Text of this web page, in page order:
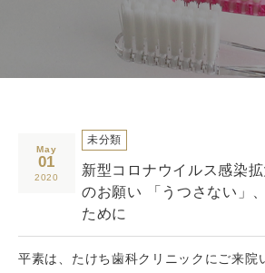
May
01
2020
未分類
新型コロナウイルス感染
のお願い 「うつさない」
ために
平素は、たけち歯科クリニックにご来院